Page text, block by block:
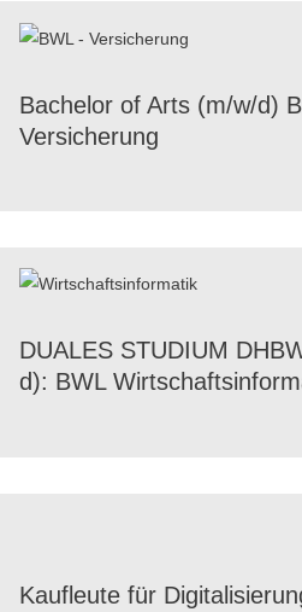
Bache­lor of Arts (m/​w/​d)
Versicherung
DUALES STUDIUM
d): BWL
Kauf­leute für